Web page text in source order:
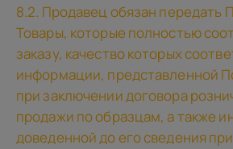
8.2. Продавец обязан передать
Товары, которые полностью
заказу, качество которых
информации, представленной
при заключении договора
продажи по образцам, а также
доведенной до его сведения